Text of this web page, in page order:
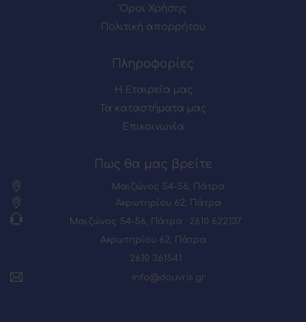
Όροι Χρήσης
Πολιτική απορρήτου
Πληροφορίες
Η Εταιρεία μας
Τα καταστήματα μας
Επικοινωνία
Πως θα μας βρείτε
Μαιζώνος 54-56, Πάτρα
Ακρωτηρίου 62, Πάτρα
Μαιζώνος 54-56, Πάτρα : 2610 622137
Ακρωτηρίου 62, Πάτρα :
2610 361541
info@douvris.gr